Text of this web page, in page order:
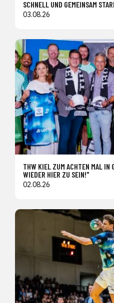
SCHNELL UND GEMEINSAM
03.08.26
THW KIEL ZUM ACHTEN MAL IN
WIEDER HIER ZU SEIN!"
02.08.26